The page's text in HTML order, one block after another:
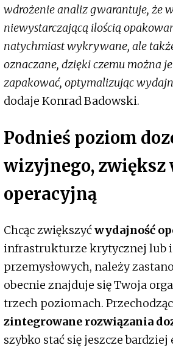
wdrożenie analiz gwarantuje, że
niewystarczającą ilością
natychmiast wykrywane, ale
oznaczane, dzięki czemu można
zapakować, optymalizując
dodaje Konrad Badowski.
Podnieś poziom
wizyjnego, zwiększ
operacyjną
Chcąc zwiększyćwydajność
infrastrukturze krytycznej lub
przemysłowych, należy
obecnie znajduje się Twoja
trzech poziomach.
zintegrowane rozwiązania
szybko stać się jeszcze